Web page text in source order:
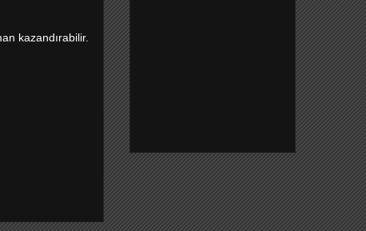
kazandırabilir.